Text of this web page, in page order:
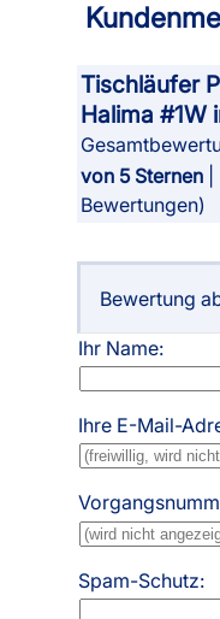
Tischläufer
Halima #1W
von 5 Sternen
Bewertungen)
Bewertung
Ihr Name:
Ihre E-Mail-
Spam-Schutz: